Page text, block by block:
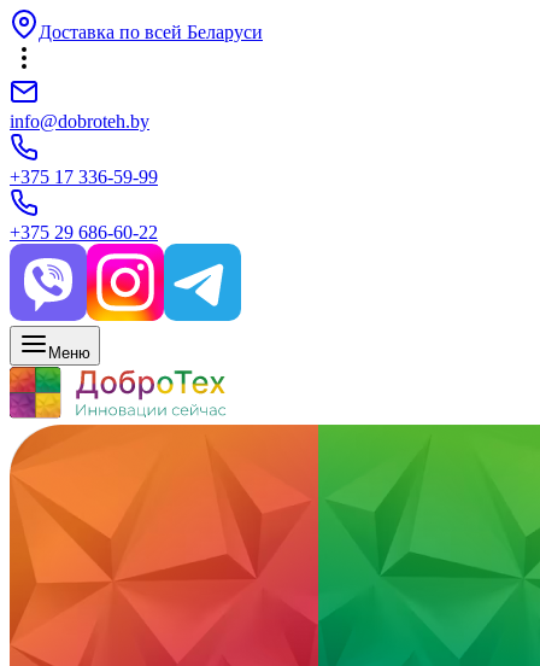
Доставка по всей Беларуси
info@dobroteh.by
+375 17 336-59-99
+375 29 686-60-22
Меню